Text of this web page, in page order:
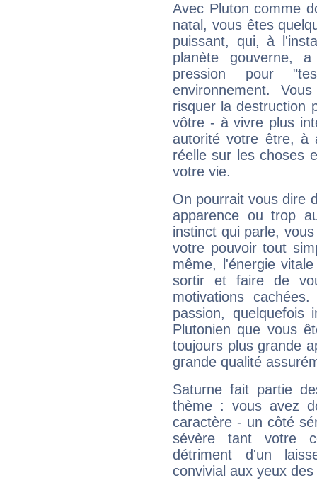
Avec Pluton comme
natal, vous êtes
puissant, qui, à
planète gouverne,
pression pour
environnement.
risquer la destruction
vôtre - à vivre plus
autorité votre être, à
réelle sur les choses
votre vie.
On pourrait vous dire
apparence ou trop
instinct qui parle,
votre pouvoir tout
même, l'énergie
sortir et faire de
motivations
passion, quelquefois
Plutonien que vous
toujours plus grande
grande qualité
Saturne fait partie
thème : vous avez
caractère - un côté
sévère tant votre
détriment d'un
convivial aux yeux